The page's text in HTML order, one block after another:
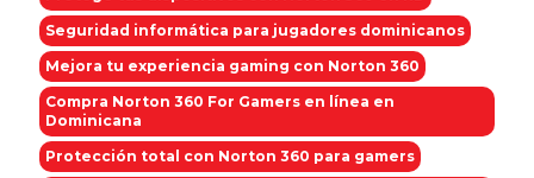
Seguridad informática para jugadores dominicanos
Mejora tu experiencia gaming con Norton 360
Compra Norton 360 For Gamers en línea en
Dominicana
Protección total con Norton 360 para gamers